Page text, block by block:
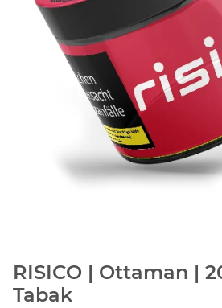
RISICO | Ottaman |
Tabak